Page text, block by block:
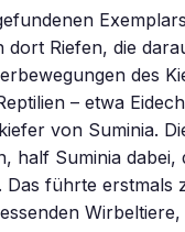
dort Riefen, die
des
– etwa
von Suminia.
half Suminia
Das führte erstmals